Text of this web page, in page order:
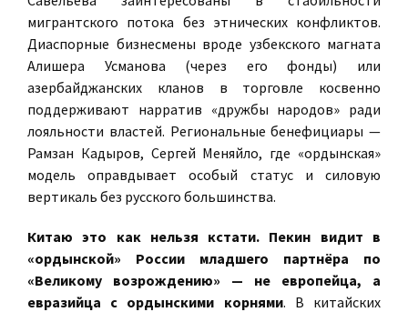
мигрантского потока без этнических конфликтов.
Диаспорные бизнесмены вроде узбекского магната
Алишера Усманова (через его фонды) или
азербайджанских кланов в торговле косвенно
поддерживают нарратив «дружбы народов» ради
лояльности властей. Региональные бенефициары —
Рамзан Кадыров, Сергей Меняйло, где «ордынская»
модель оправдывает особый статус и силовую
вертикаль без русского большинства.
Китаю это как нельзя кстати. Пекин видит в
«ордынской» России младшего партнёра по
«Великому возрождению» — не европейца, а
евразийца с ордынскими корнями. В китайских